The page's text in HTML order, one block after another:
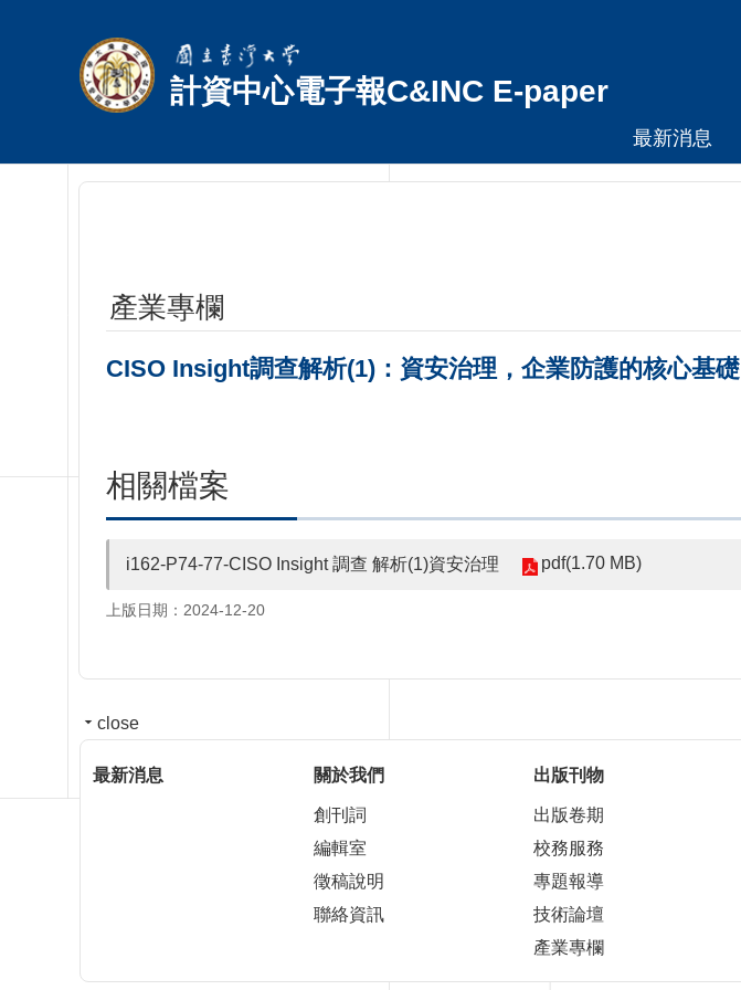
計資中心電子報C&INC E-paper
最新消息
產業專欄
CISO Insight調查解析(1)：資安治理，企業防護的核心基礎
相關檔案
i162-P74-77-CISO Insight 調查 解析(1)資安治理 pdf(1.70 MB)
上版日期：2024-12-20
close
最新消息 關於我們
創刊詞
編輯室
徵稿說明
聯絡資訊
出版刊物
出版卷期
校務服務
專題報導
技術論壇
產業專欄